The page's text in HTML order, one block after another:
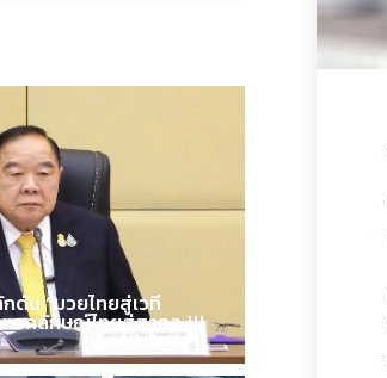
ดัน “มวยไทยสู่เวที
เอกลักษณ์ไทยสู่สากล !!!